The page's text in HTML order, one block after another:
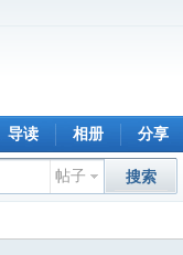
导读 相册 分享
帖子 搜索